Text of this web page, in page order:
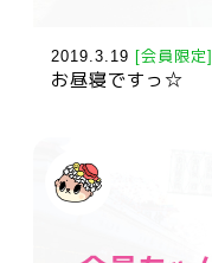
2019.3.19 [会員限定]
お昼寝ですっ☆